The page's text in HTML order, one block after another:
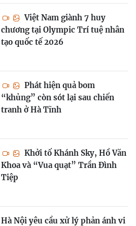
Việt Nam giành 7 huy
chương tại Olympic Trí tuệ nhân
tạo quốc tế 2026
Phát hiện quả bom
“khủng” còn sót lại sau chiến
tranh ở Hà Tĩnh
Khởi tố Khánh Sky, Hồ Văn
Khoa và “Vua quạt” Trần Đình
Tiệp
Hà Nội yêu cầu xử lý phản ánh vi